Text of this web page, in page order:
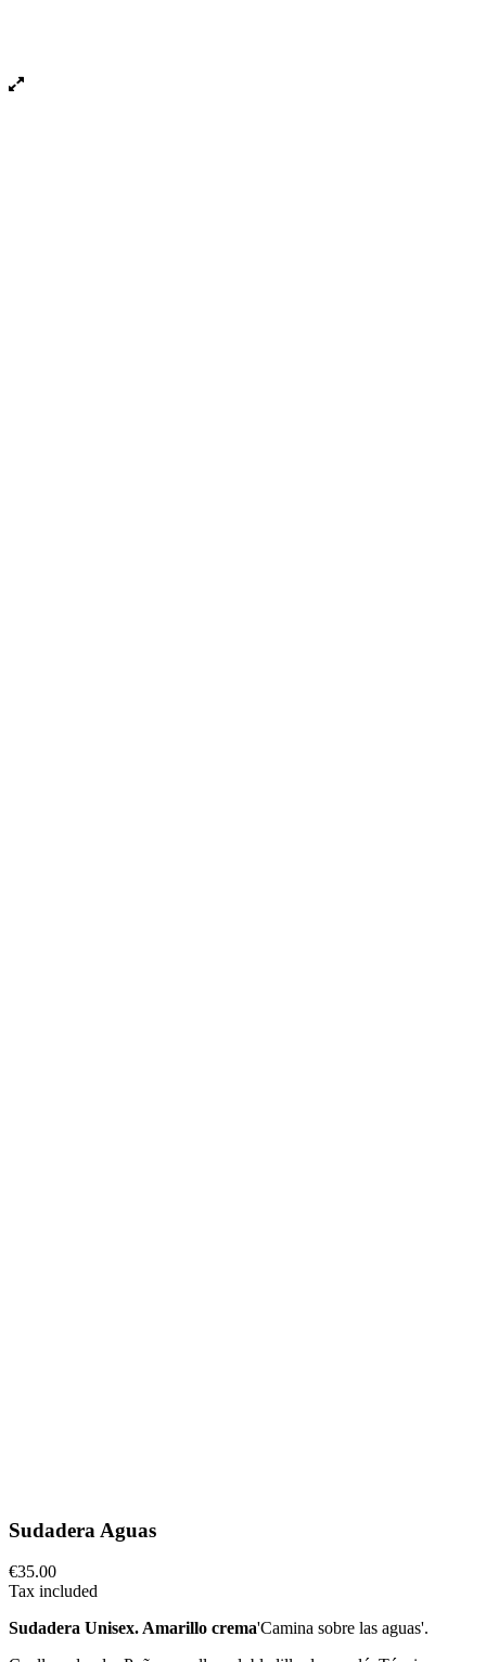
Sudadera Aguas
€35.00
Tax included
Sudadera Unisex. Amarillo crema'Camina sobre las aguas'.